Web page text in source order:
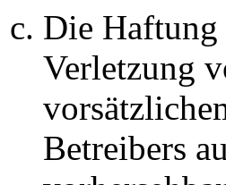
Die Haftung
Verletzung
Betreibers